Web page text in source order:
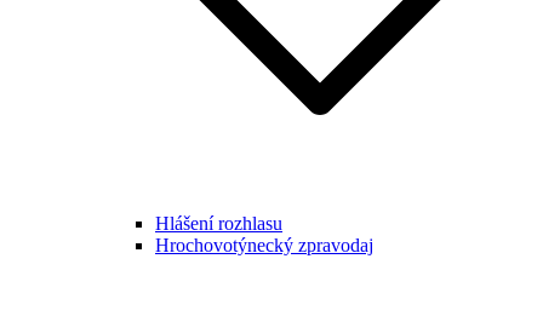
Hlášení rozhlasu
Hrochovotýnecký zpravodaj